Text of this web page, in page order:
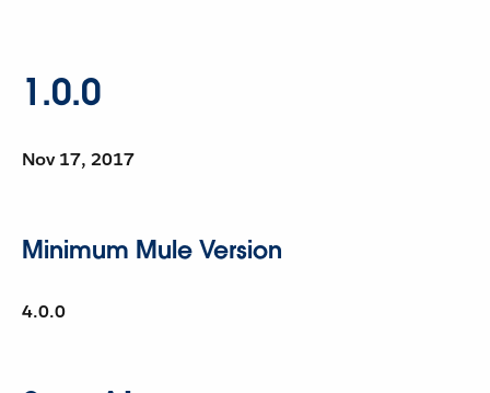
1.0.0
Nov 17, 2017
Minimum Mule Version
4.0.0